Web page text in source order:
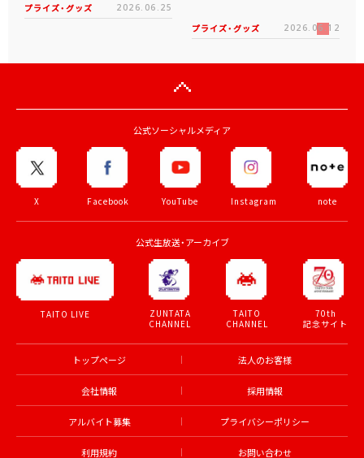
プライズ・グッズ 2026.06.25
プライズ・グッズ 2026.06.12
公式ソーシャルメディア
X Facebook YouTube Instagram note
公式生放送・アーカイブ
TAITO LIVE
ZUNTATA
CHANNEL
TAITO
CHANNEL
70th
記念サイト
トップページ 法人のお客様
会社情報 採用情報
アルバイト募集 プライバシーポリシー
利用規約 お問い合わせ